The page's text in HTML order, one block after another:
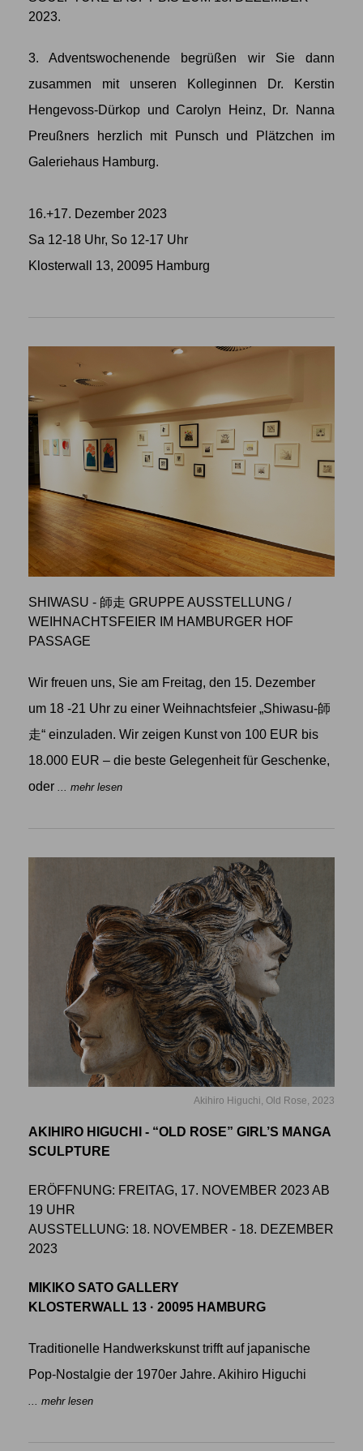
2023.
3. Adventswochenende begrüßen wir Sie dann
zusammen mit unseren Kolleginnen Dr. Kerstin
Hengevoss-Dürkop und Carolyn Heinz, Dr. Nanna
Preußners herzlich mit Punsch und Plätzchen im
Galeriehaus Hamburg.
16.+17. Dezember 2023
Sa 12-18 Uhr, So 12-17 Uhr
Klosterwall 13, 20095 Hamburg
SHIWASU - 師走 GRUPPE AUSSTELLUNG /
WEIHNACHTSFEIER IM HAMBURGER HOF
PASSAGE
Wir freuen uns, Sie am Freitag, den 15. Dezember
um 18 -21 Uhr zu einer Weihnachtsfeier „Shiwasu-師
走“ einzuladen. Wir zeigen Kunst von 100 EUR bis
18.000 EUR – die beste Gelegenheit für Geschenke,
oder
... mehr lesen
Akihiro Higuchi, Old Rose, 2023
AKIHIRO HIGUCHI - “OLD ROSE” GIRL’S MANGA
SCULPTURE
ERÖFFNUNG: FREITAG, 17. NOVEMBER 2023 AB
19 UHR
AUSSTELLUNG: 18. NOVEMBER - 18. DEZEMBER
2023
MIKIKO SATO GALLERY
KLOSTERWALL 13 · 20095 HAMBURG
Traditionelle Handwerkskunst trifft auf japanische
Pop-Nostalgie der 1970er Jahre. Akihiro Higuchi
... mehr lesen